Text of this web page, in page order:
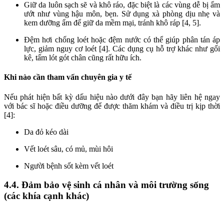
Giữ da luôn sạch sẽ và khô ráo, đặc biệt là các vùng dễ bị ẩm
ướt như vùng hậu môn, bẹn. Sử dụng xà phòng dịu nhẹ và
kem dưỡng ẩm để giữ da mềm mại, tránh khô ráp [4, 5].
Đệm hơi chống loét hoặc đệm nước có thể giúp phân tán áp
lực, giảm nguy cơ loét [4]. Các dụng cụ hỗ trợ khác như gối
kê, tấm lót gót chân cũng rất hữu ích.
Khi nào cần tham vấn chuyên gia y tế
Nếu phát hiện bất kỳ dấu hiệu nào dưới đây bạn hãy liên hệ ngay
với bác sĩ hoặc điều dưỡng để được thăm khám và điều trị kịp thời
[4]:
Da đỏ kéo dài
Vết loét sâu, có mủ, mùi hôi
Người bệnh sốt kèm vết loét
4.4. Đảm bảo vệ sinh cá nhân và môi trường sống
(các khía cạnh khác)